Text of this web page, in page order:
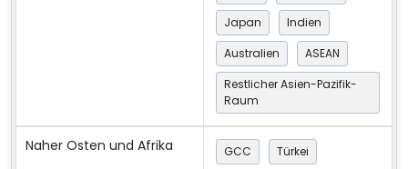
Japan
Indien
Australien
ASEAN
Restlicher Asien-Pazifik-
Raum
Naher Osten und Afrika GCC
Türkei